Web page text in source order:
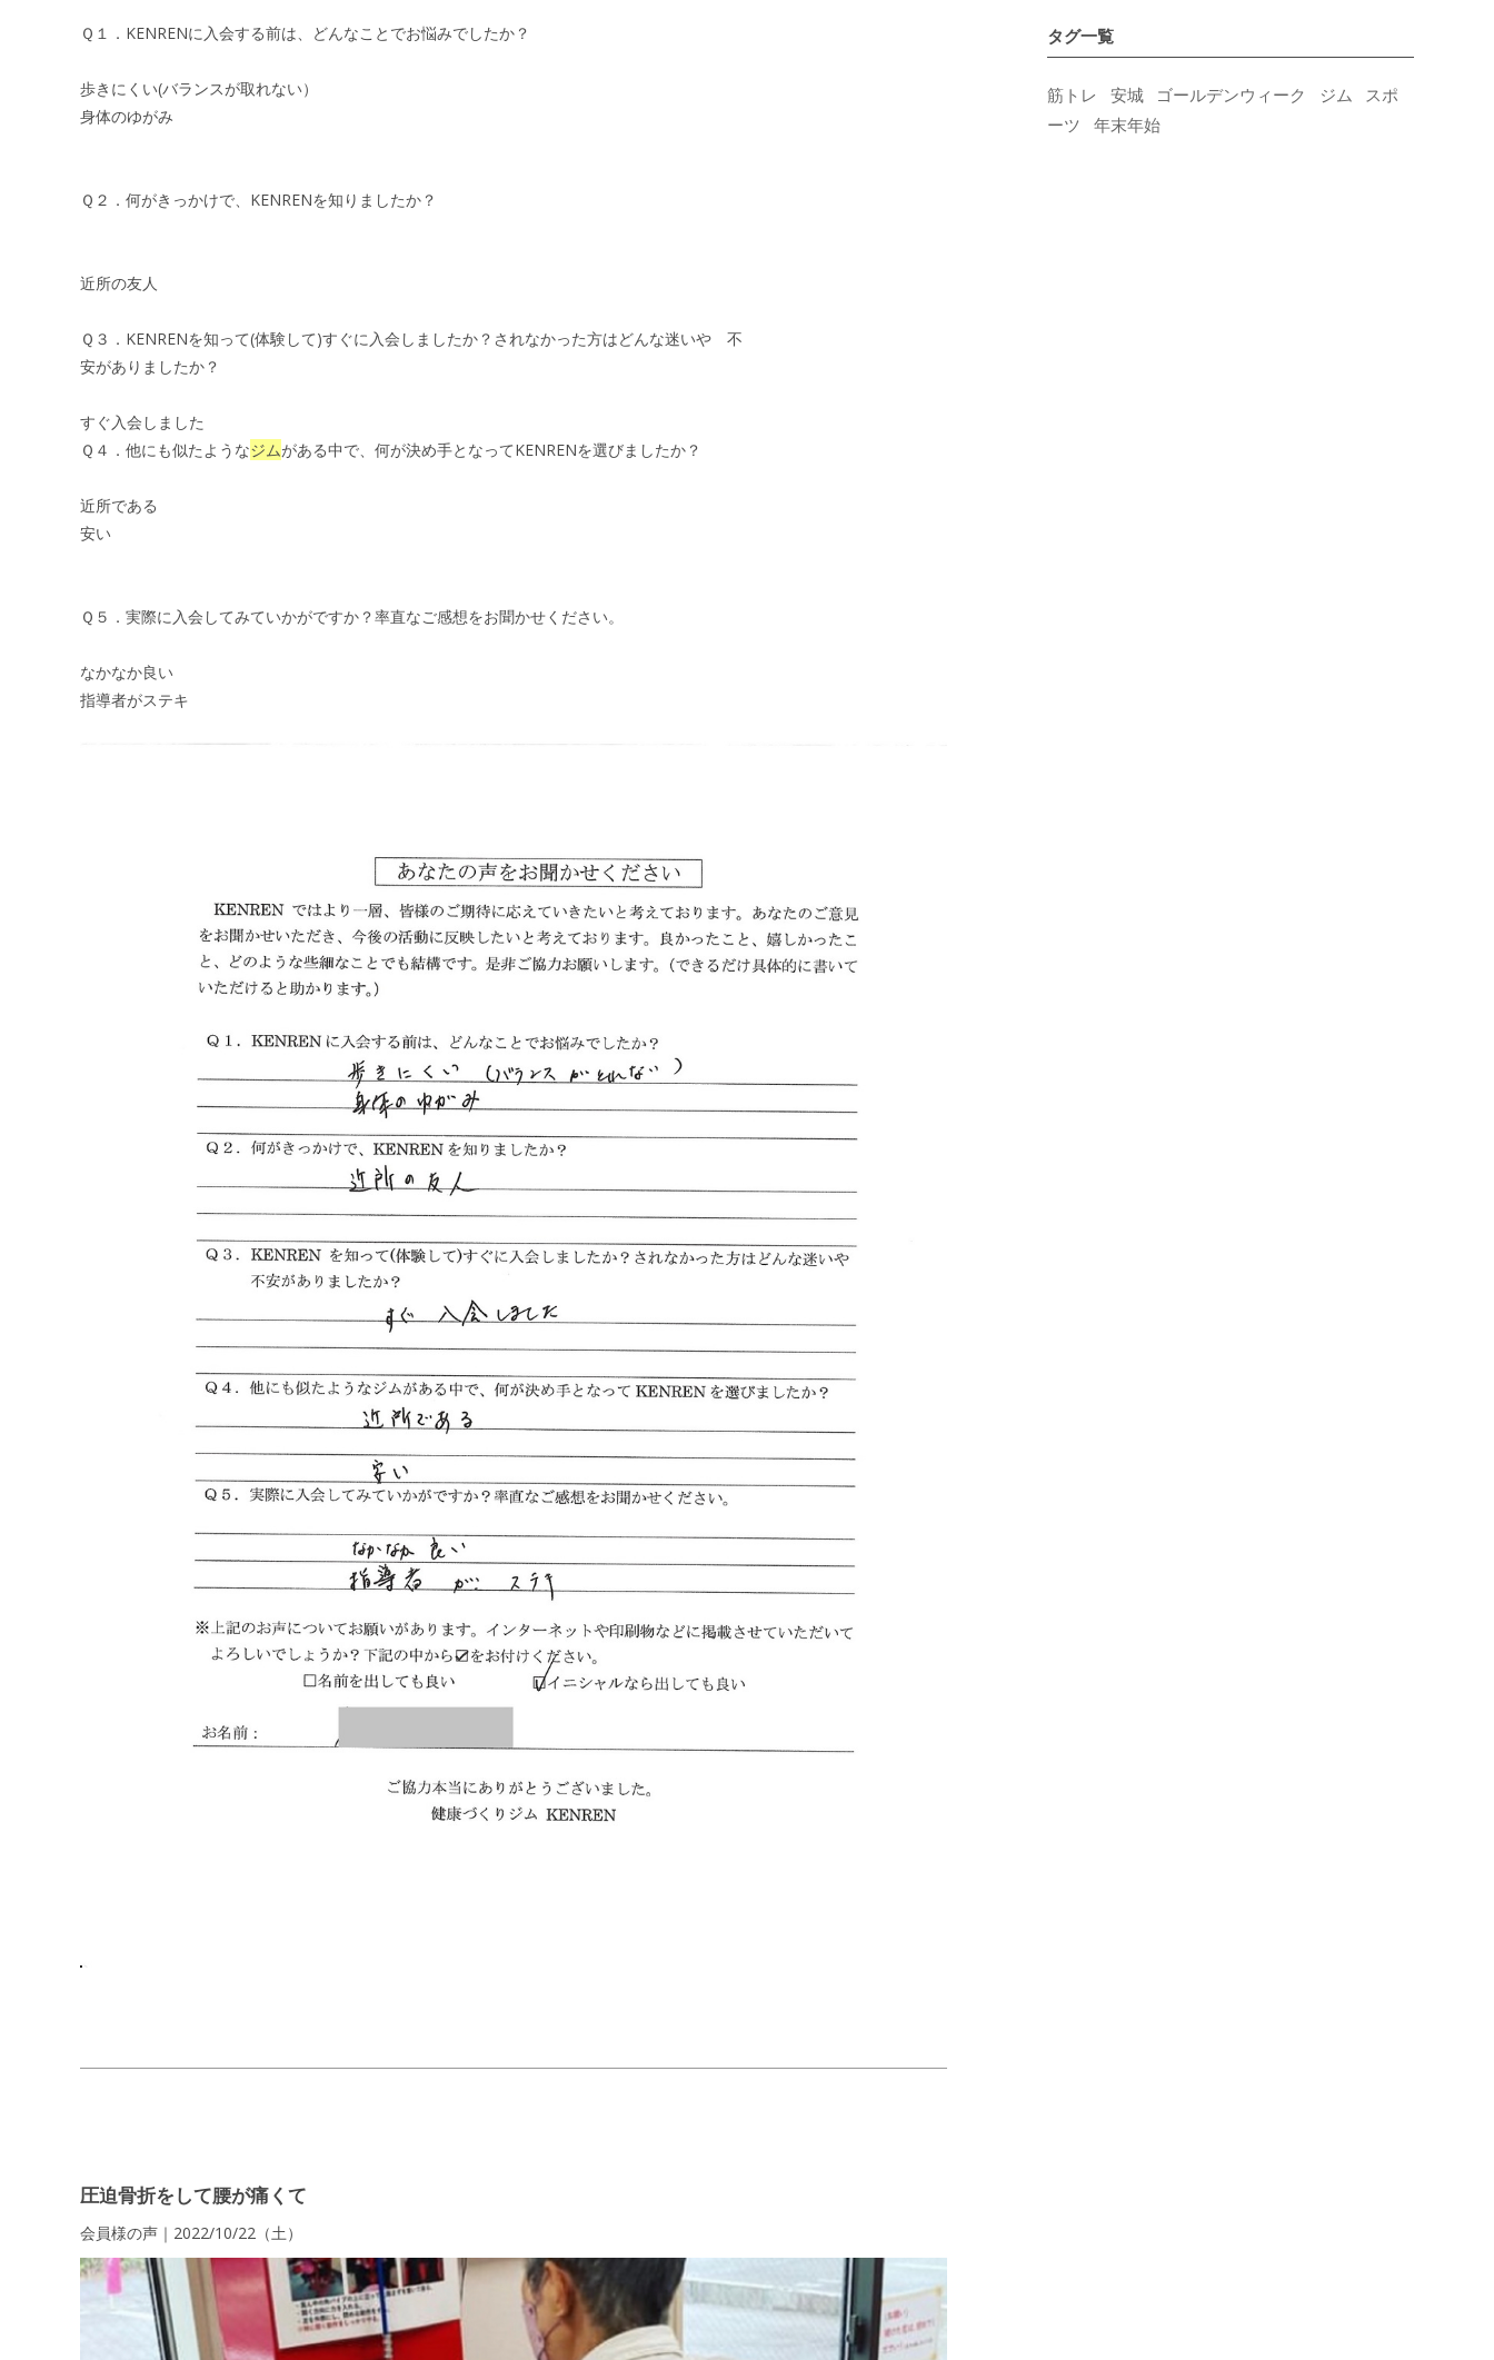
Ｑ１．KENRENに入会する前は、どんなことでお悩みでしたか？
歩きにくい(バランスが取れない）
​​​​​身体のゆがみ
Ｑ２．何がきっかけで、KENRENを知りましたか？
近所の友人
Ｑ３．KENRENを知って(体験して)すぐに入会しましたか？されなかった方はどんな迷いや 不
安がありましたか？
すぐ入会しました
Ｑ４．他にも似たようなジムがある中で、何が決め手となってKENRENを選びましたか？
近所である
安い
Ｑ５．実際に入会してみていかがですか？率直なご感想をお聞かせください。
なかなか良い
指導者がステキ
圧迫骨折をして腰が痛くて
会員様の声｜2022/10/22（土）
タグ一覧
筋トレ 安城 ゴールデンウィーク ジム
スポ
ーツ
年末年始